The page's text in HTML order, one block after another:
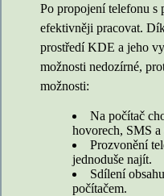
Po propojení telefonu s
efektivněji pracovat.
prostředí KDE a jeho
možnosti nedozírné,
možnosti:
Na počítač
hovorech, SMS a
Prozvonění
jednoduše najít.
Sdílení
počítačem.